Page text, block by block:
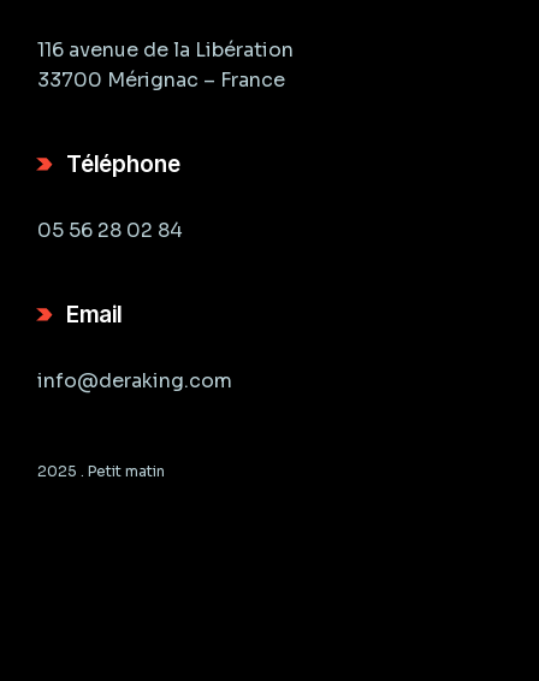
116 avenue de la Libération
33700 Mérignac – France
Téléphone
05 56 28 02 84
Email
info@deraking.com
2025 .Petit matin